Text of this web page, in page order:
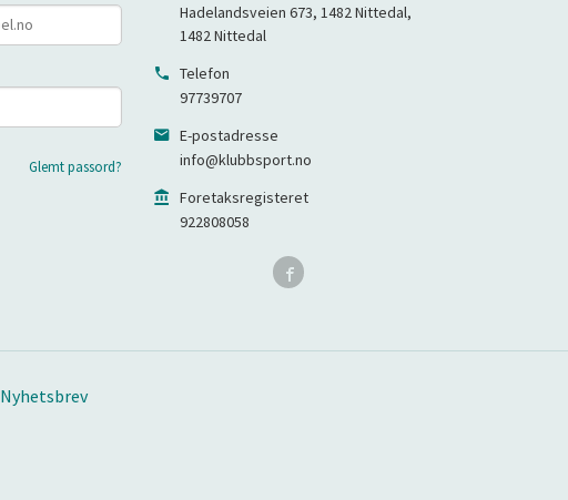
Glemt passord?
Hadelandsveien 673, 1482 Nittedal,
1482Nittedal
Telefon
97739707
E-postadresse
info@klubbsport.no
Foretaksregisteret
922808058
Nyhetsbrev